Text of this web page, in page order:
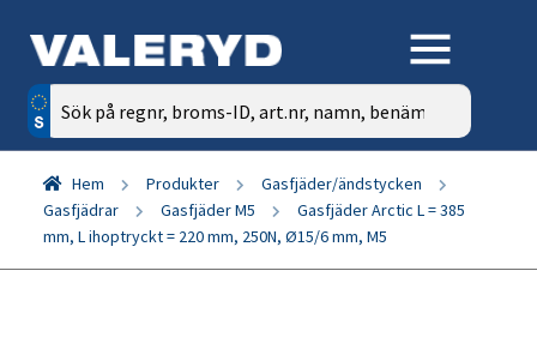
Sök
efter:
Hem Produkter
Gasfjäder/ändstycken
Gasfjädrar
Gasfjäder M5
Gasfjäder Arctic L = 385
mm, L ihoptryckt = 220 mm, 250N, Ø15/6 mm, M5